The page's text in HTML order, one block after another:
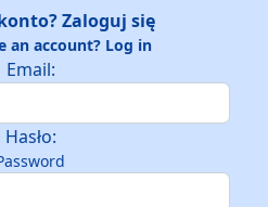
Zaloguj się
an account? Log in
Email:
Hasło: